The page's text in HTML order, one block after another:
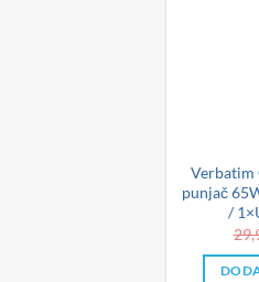
Verbatim
punjač
/